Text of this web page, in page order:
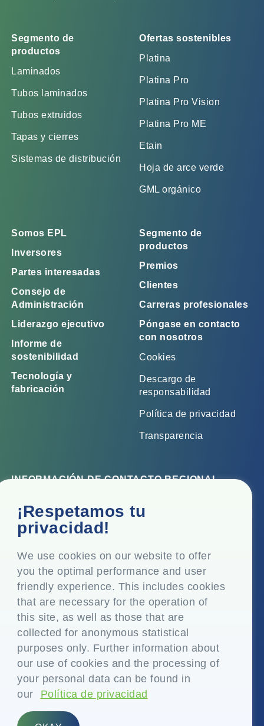
¡Respetamos tu
privacidad!
We use cookies on our website to offer
you the optimal performance and user
friendly experience. This includes cookies
that are necessary for the operation of
this site, as well as those that are
collected for anonymous statistical
purposes only. Further information about
our use of cookies and the processing of
your personal data can be found in
our
Política de privacidad
Segmento de
productos
Laminados
Tubos laminados
Tubos extruidos
Tapas y cierres
Sistemas de distribución
Ofertas sostenibles
Platina
Platina Pro
Platina Pro Vision
Platina Pro ME
Etain
Hoja de arce verde
GML orgánico
Somos EPL
Inversores
Partes interesadas
Consejo de
Administración
Liderazgo ejecutivo
Informe de
sostenibilidad
Tecnología y
fabricación
Segmento de
productos
Premios
Clientes
Carreras profesionales
Póngase en contacto
con nosotros
Cookies
Descargo de
responsabilidad
Política de privacidad
Transparencia
INFORMACIÓN DE CONTACTO REGIONAL
Oficina corporativa
Top Floor, Times Tower, Kamala City, Senapati Bapat
Marg, Lower Parel, Mumbai - 400 013, Maharashtra,
Domicilio social
P.O. Vasind, Taluka Shahapur, Dist. Thane - 421 604,
Maharashtra India
+91-22-24819000
info@eplglobal.com
Spanish